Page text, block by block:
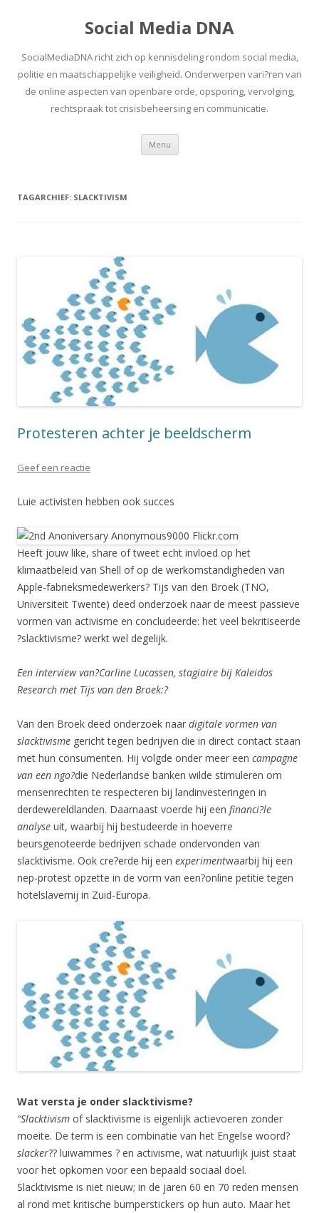
Social Media DNA
SocialMediaDNA richt zich op kennisdeling rondom social media,
politie en maatschappelijke veiligheid. Onderwerpen vari?ren van
de online aspecten van openbare orde, opsporing, vervolging,
rechtspraak tot crisisbeheersing en communicatie.
Menu Spring
inhoud
TAGARCHIEF: SLACKTIVISM
Protesteren achter je beeldscherm
Geef een reactie
Luie activisten hebben ook succes
Heeft jouw like, share of tweet echt invloed op het
klimaatbeleid van Shell of op de werkomstandigheden van
Apple-fabrieksmedewerkers? Tijs van den Broek (TNO,
Universiteit Twente) deed onderzoek naar de meest passieve
vormen van activisme en concludeerde: het veel bekritiseerde
?slacktivisme? werkt wel degelijk.
Een interview van?Carline Lucassen, stagiaire bij Kaleidos
Research met Tijs van den Broek:?
Van den Broek deed onderzoek naar digitale vormen van
slacktivisme gericht tegen bedrijven die in direct contact staan
met hun consumenten. Hij volgde onder meer een campagne
van een ngo?die Nederlandse banken wilde stimuleren om
mensenrechten te respecteren bij landinvesteringen in
derdewereldlanden. Daarnaast voerde hij een financi?le
analyse uit, waarbij hij bestudeerde in hoeverre
beursgenoteerde bedrijven schade ondervonden van
slacktivisme. Ook cre?erde hij een experimentwaarbij hij een
nep-protest opzette in de vorm van een?online petitie tegen
hotelslavernij in Zuid-Europa.
Wat versta je onder slacktivisme?
“Slacktivism of slacktivisme is eigenlijk actievoeren zonder
moeite. De term is een combinatie van het Engelse woord?
slacker?? luiwammes ? en activisme, wat natuurlijk juist staat
voor het opkomen voor een bepaald sociaal doel.
Slacktivisme is niet nieuw; in de jaren 60 en 70 reden mensen
al rond met kritische bumperstickers op hun auto. Maar het